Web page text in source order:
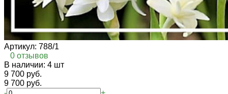
Артикул: 788/1
0 отзывов
В наличии: 4 шт
9 700 руб.
9 700 руб.